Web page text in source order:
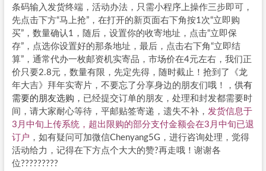
条码输入发货终端，活动办法，只需小程序上操作三步即可，
先点击下方“马上抢”，在打开的新页面右下角按1次“立即购
买”，数量确认1，随后，设置你的收寄地址，点击“立即保
存”，点选你设置好的那条地址，最后，点击右下角“立即结
算”，通常代办一枚邮资机实寄品，市场价在4元左右，我们正
价只要2.8元，数量有限，先定先得，随时截止！抢到了《龙
年大吉》拜年实寄片，不要忘了分享身边的朋友们哦！， 供有
需要的朋友选购， 已经提交订单的朋友，处理和封发都需要时
间，请大家耐心等待，平邮贴签寄递，遗失不补， 发货信息于
3月中旬上传系统，超出限购的部分支付金额会在3月中旬已退
订户 ，如有疑问可加微信Chenyang5G，进行咨询处理，觉得
活动给力，记得在下方点个大大的赞?再走哦！谢谢各
位?????????